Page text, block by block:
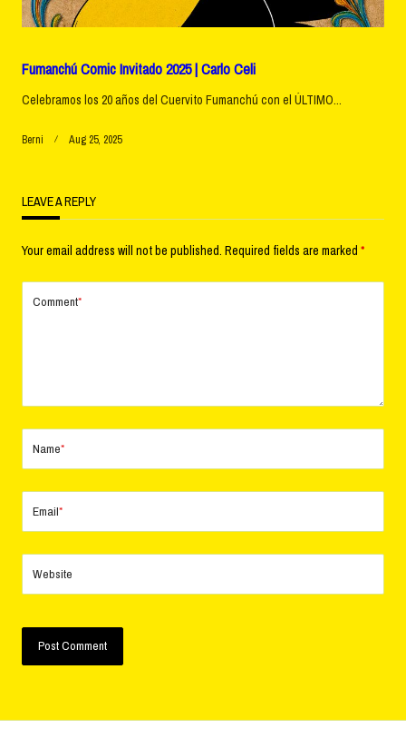
Fumanchú Comic Invitado 2025 | Carlo Celi
Celebramos los 20 años del Cuervito Fumanchú con el ÚLTIMO...
Berni Aug 25, 2025
LEAVE A REPLY
Your email address will not be published. Required fields are marked *
Comment*
Name*
Email*
Website